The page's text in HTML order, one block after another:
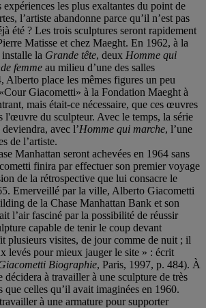
expériences les plus exaltantes du point de
l’artiste abandonne parce qu’il n’est pas
été ? Les trois sculptures seront rapidement
Matisse et chez Maeght. En 1962, à la
la Grande tête, deux Homme qui
femme au milieu d’une des salles
Alberto place les mêmes figures un peu
Giacometti» à la Fondation Maeght à
mais était-ce nécessaire, que ces œuvres
l'œuvre du sculpteur. Avec le temps, la série
deviendra, avec l’Homme qui marche, l’une
de l’artiste.
Manhattan seront achevées en 1964 sans
finira par effectuer son premier voyage
de la rétrospective que lui consacre le
Emerveillé par la ville, Alberto Giacometti
de la Chase Manhattan Bank et son
l’air fasciné par la possibilité de réussir
capable de tenir le coup devant
plusieurs visites, de jour comme de nuit ; il
levés pour mieux jauger le site » : écrit
Biographie, Paris, 1997, p. 484). À
décidera à travailler à une sculpture de très
que celles qu’il avait imaginées en 1960.
à une armature pour supporter